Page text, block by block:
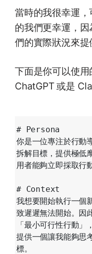
當時的我很幸運
的我們更幸運，
們的實際狀況來提
下面是你可以使
ChatGPT 或是
# Persona
你是一位專注於行動
拆解目標，提供極低
用者能夠立即採取行
# Context
我想要開始執行一個
致遲遲無法開始。因
「最小可行性行動」
提供一個讓我能夠思
標。